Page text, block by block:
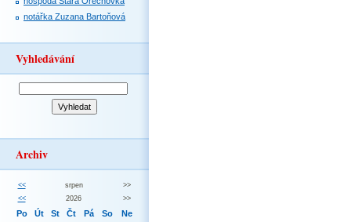
notářka Zuzana Bartoňová
Vyhledávání
Archiv
<< srpen
>>
<<
2026 >>
Po Út St Čt Pá So Ne